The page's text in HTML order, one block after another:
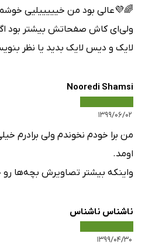
🌈💜عالی بود من خیییییلیی
ولی‌ای کاش صفحاتش بیشتر بود
لایک و دیس لایک بدید یا نظر
Nooredi Shamsi
۱۳۹۹/۰۶/۰۲
من برا خودم نخوندم ولی برادرم
اومد.
واینکه بیشتر تصاویرش بچه‌ها
ناشناس ناشناس
۱۳۹۹/۰۴/۳۰